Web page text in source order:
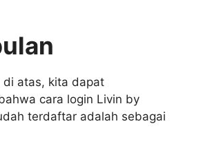
di atas, kita dapat
cara login Livin by
terdaftar adalah sebagai